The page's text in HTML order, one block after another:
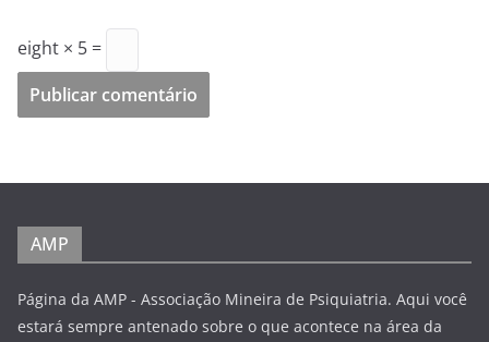
eight × 5 =
AMP
Página da AMP - Associação Mineira de Psiquiatria. Aqui você
estará sempre antenado sobre o que acontece na área da